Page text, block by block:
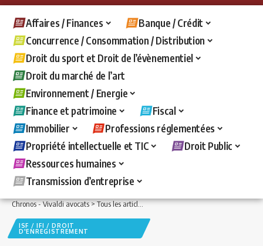
Affaires / Finances
Banque / Crédit
Concurrence / Consommation / Distribution
Droit du sport et Droit de l’évènementiel
Droit du marché de l’art
Environnement / Energie
Finance et patrimoine
Fiscal
Immobilier
Professions réglementées
Propriété intellectuelle et TIC
Droit Public
Ressources humaines
Transmission d’entreprise
Chronos - Vivaldi avocats>Tous les articles >Fiscal>ISF / IFI / Droit
ISF / IFI / DROIT
D'ENREGISTREMENT